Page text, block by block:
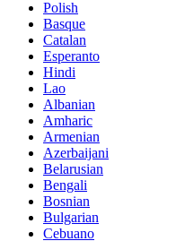
Polish
Basque
Catalan
Esperanto
Hindi
Lao
Albanian
Amharic
Armenian
Azerbaijani
Belarusian
Bengali
Bosnian
Bulgarian
Cebuano